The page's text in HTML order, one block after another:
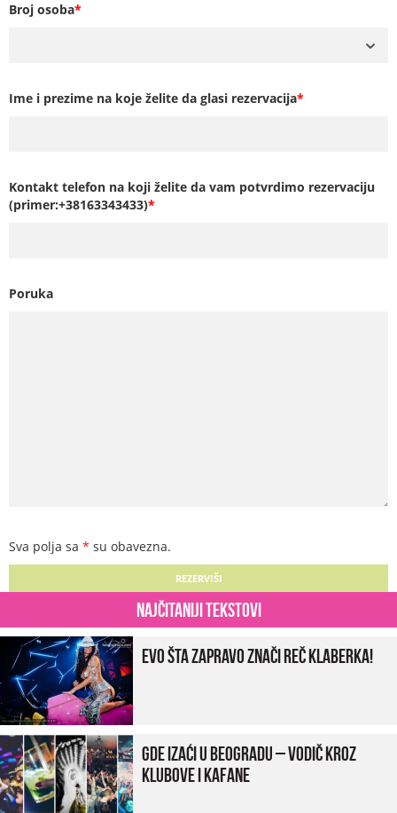
Broj osoba*
Ime i prezime na koje želite da glasi rezervacija*
Kontakt telefon na koji želite da vam potvrdimo rezervaciju
(primer:+38163343433)*
Poruka
Sva polja sa * su obavezna.
Najčitaniji tekstovi
Evo šta zapravo znači reč klaberka!
Gde izaći u Beogradu – vodič kroz
klubove i kafane